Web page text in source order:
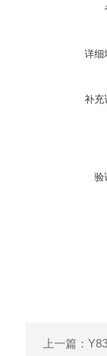
详细
补充
验
上一篇：